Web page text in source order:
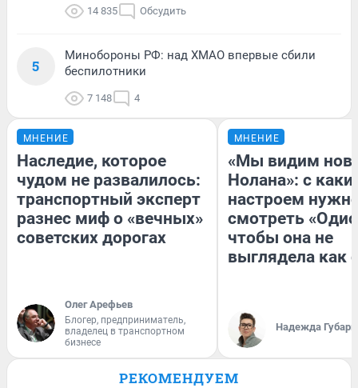
14 835 Обсудить
5
Минобороны РФ: над ХМАО впервые сбили
беспилотники
7 148 4
МНЕНИЕ
Наследие, которое
чудом не развалилось:
транспортный эксперт
разнес миф о «вечных»
советских дорогах
Олег Арефьев
Блогер, предприниматель,
владелец в транспортном
бизнесе
МНЕНИЕ
«Мы видим
Нолана»: с
настроем
смотреть
чтобы она не
выглядела как
Надежда Губарь
РЕКОМЕНДУЕМ